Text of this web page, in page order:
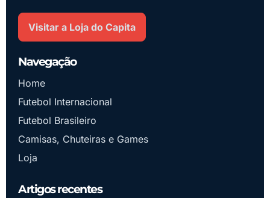
Visitar a Loja do Capita
Navegação
Home
Futebol Internacional
Futebol Brasileiro
Camisas, Chuteiras e Games
Loja
Artigos recentes